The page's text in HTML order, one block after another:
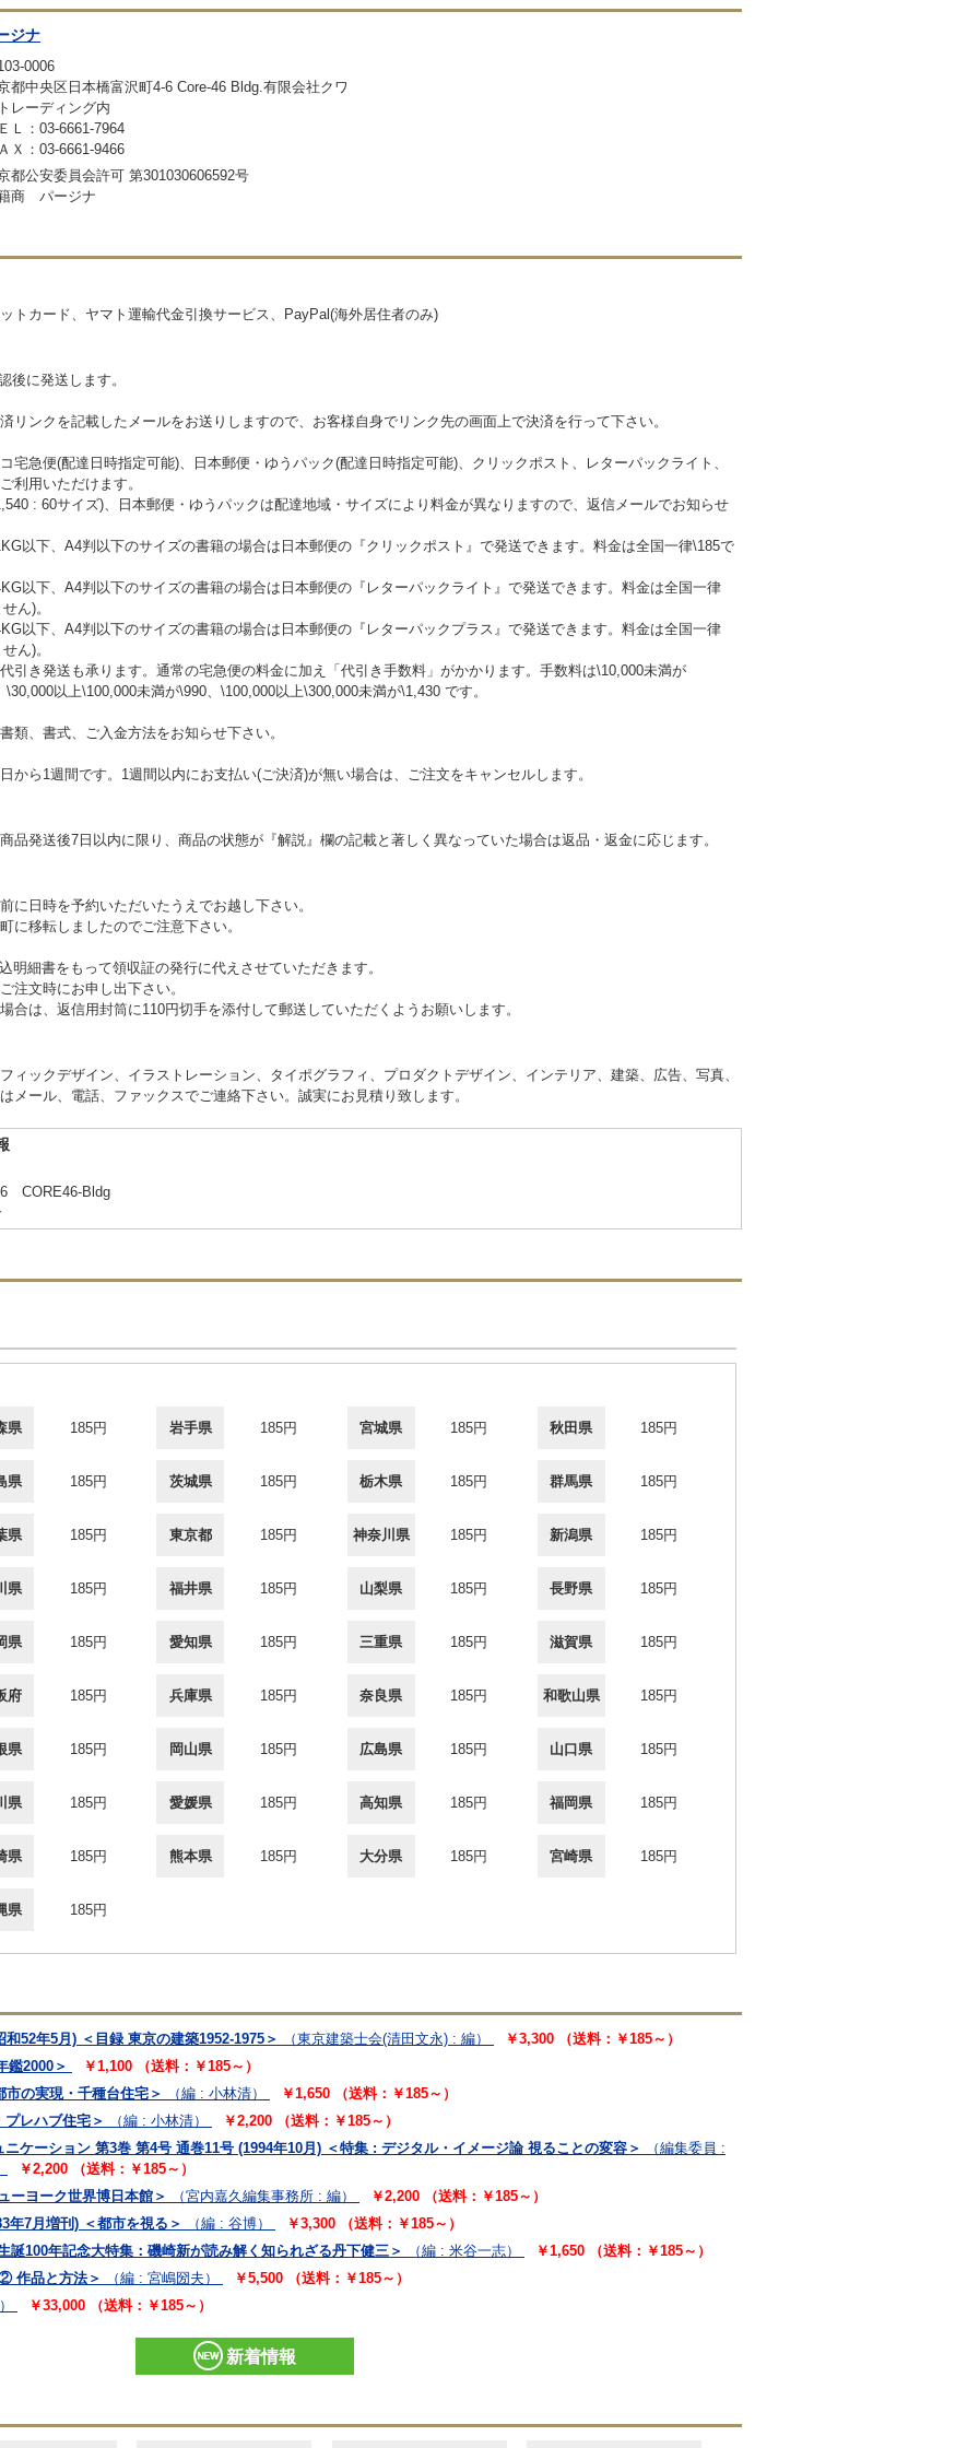
ジナ
0006
都中央区日本橋富沢町4-6 Core-46 Bldg.有限会社クワ
レーディング内
Ｌ：03-6661-7964
Ｘ：03-6661-9466
都公安委員会許可 第301030606592号
商 パージナ
トカード、ヤマト運輸代金引換サービス、PayPal(海外居住者のみ)
に発送します。
ンクを記載したメールをお送りしますので、お客様自身でリンク先の画面上で決済を行って下さい。
急便(配達日時指定可能)、日本郵便・ゆうパック(配達日時指定可能)、クリックポスト、レターパックライト、
利用いただけます。
: 60サイズ)、日本郵便・ゆうパックは配達地域・サイズにより料金が異なりますので、返信メールでお知らせ
以下、A4判以下のサイズの書籍の場合は日本郵便の『クリックポスト』で発送できます。料金は全国一律\185で
以下、A4判以下のサイズの書籍の場合は日本郵便の『レターパックライト』で発送できます。料金は全国一律
ん)。
以下、A4判以下のサイズの書籍の場合は日本郵便の『レターパックプラス』で発送できます。料金は全国一律
ん)。
引き発送も承ります。通常の宅急便の料金に加え「代引き手数料」がかかります。手数料は\10,000未満が
以上\100,000未満が\990、\100,000以上\300,000未満が\1,430 です。
、書式、ご入金方法をお知らせ下さい。
ら1週間です。1週間以内にお支払い(ご決済)が無い場合は、ご注文をキャンセルします。
品発送後7日以内に限り、商品の状態が『解説』欄の記載と著しく異なっていた場合は返品・返金に応じます。
に日時を予約いただいたうえでお越し下さい。
に移転しましたのでご注意下さい。
明細書をもって領収証の発行に代えさせていただきます。
注文時にお申し出下さい。
合は、返信用封筒に110円切手を添付して郵送していただくようお願いします。
ィックデザイン、イラストレーション、タイポグラフィ、プロダクトデザイン、インテリア、建築、広告、写真、
メール、電話、ファックスでご連絡下さい。誠実にお見積り致します。
6 CORE46-Bldg
県 185円 岩手県 185円 宮城県 185円 秋田県 185円
県 185円 茨城県 185円 栃木県 185円 群馬県 185円
県 185円 東京都 185円 神奈川県 185円 新潟県 185円
県 185円 福井県 185円 山梨県 185円 長野県 185円
県 185円 愛知県 185円 三重県 185円 滋賀県 185円
府 185円 兵庫県 185円 奈良県 185円 和歌山県 185円
県 185円 岡山県 185円 広島県 185円 山口県 185円
県 185円 愛媛県 185円 高知県 185円 福岡県 185円
県 185円 熊本県 185円 大分県 185円 宮崎県 185円
県 185円
52年5月) ＜目録 東京の建築1952-1975＞ （東京建築士会(清田文永) : 編）
￥3,300 （送料：￥185～）
鑑2000＞
￥1,100 （送料：￥185～）
の実現・千種台住宅＞
（編 : 小林清）
￥1,650 （送料：￥185～）
レハブ住宅＞
（編 : 小林清）
￥2,200 （送料：￥185～）
ケーション 第3巻 第4号 通巻11号 (1994年10月) ＜特集 : デジタル・イメージ論 視ることの変容＞
（編集委員 :
￥2,200 （送料：￥185～）
ーヨーク世界博日本館＞
（宮内嘉久編集事務所 : 編）
￥2,200 （送料：￥185～）
年7月増刊) ＜都市を視る＞
（編 : 谷博）
￥3,300 （送料：￥185～）
誕100年記念大特集：磯崎新が読み解く知られざる丹下健三＞
（編 : 米谷一志）
￥1,650 （送料：￥185～）
作品と方法＞
（編 : 宮嶋圀夫）
￥5,500 （送料：￥185～）
￥33,000 （送料：￥185～）
新着情報